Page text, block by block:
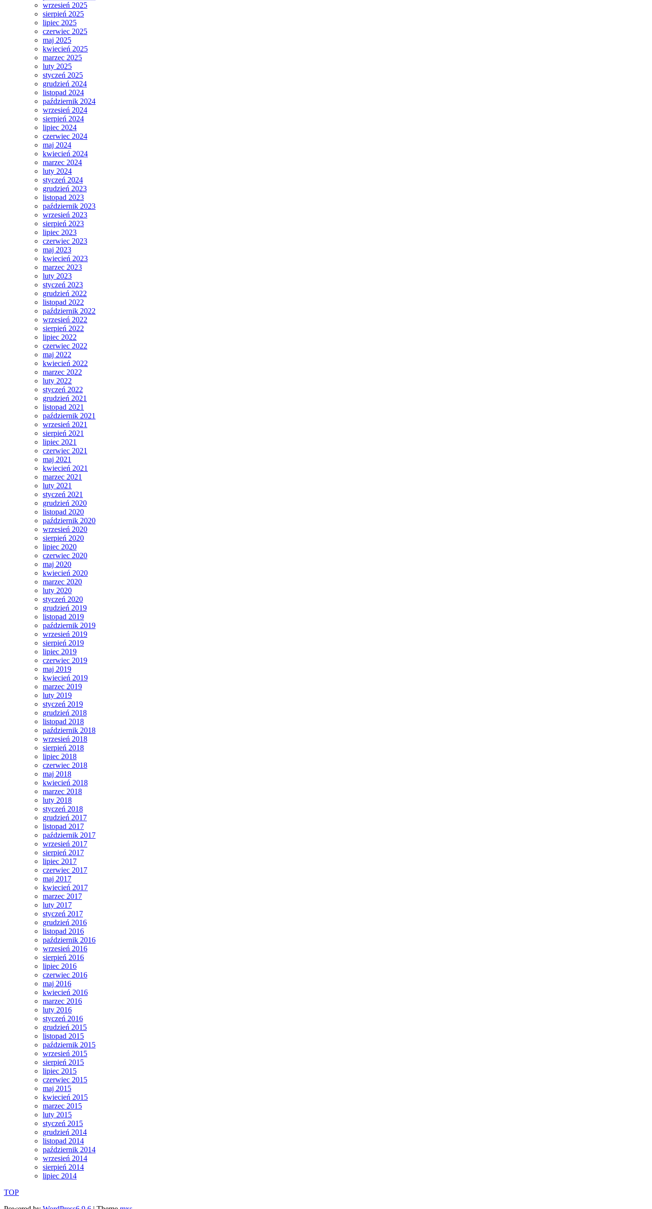
wrzesień 2025
sierpień 2025
lipiec 2025
czerwiec 2025
maj 2025
kwiecień 2025
marzec 2025
luty 2025
styczeń 2025
grudzień 2024
listopad 2024
październik 2024
wrzesień 2024
sierpień 2024
lipiec 2024
czerwiec 2024
maj 2024
kwiecień 2024
marzec 2024
luty 2024
styczeń 2024
grudzień 2023
listopad 2023
październik 2023
wrzesień 2023
sierpień 2023
lipiec 2023
czerwiec 2023
maj 2023
kwiecień 2023
marzec 2023
luty 2023
styczeń 2023
grudzień 2022
listopad 2022
październik 2022
wrzesień 2022
sierpień 2022
lipiec 2022
czerwiec 2022
maj 2022
kwiecień 2022
marzec 2022
luty 2022
styczeń 2022
grudzień 2021
listopad 2021
październik 2021
wrzesień 2021
sierpień 2021
lipiec 2021
czerwiec 2021
maj 2021
kwiecień 2021
marzec 2021
luty 2021
styczeń 2021
grudzień 2020
listopad 2020
październik 2020
wrzesień 2020
sierpień 2020
lipiec 2020
czerwiec 2020
maj 2020
kwiecień 2020
marzec 2020
luty 2020
styczeń 2020
grudzień 2019
listopad 2019
październik 2019
wrzesień 2019
sierpień 2019
lipiec 2019
czerwiec 2019
maj 2019
kwiecień 2019
marzec 2019
luty 2019
styczeń 2019
grudzień 2018
listopad 2018
październik 2018
wrzesień 2018
sierpień 2018
lipiec 2018
czerwiec 2018
maj 2018
kwiecień 2018
marzec 2018
luty 2018
styczeń 2018
grudzień 2017
listopad 2017
październik 2017
wrzesień 2017
sierpień 2017
lipiec 2017
czerwiec 2017
maj 2017
kwiecień 2017
marzec 2017
luty 2017
styczeń 2017
grudzień 2016
listopad 2016
październik 2016
wrzesień 2016
sierpień 2016
lipiec 2016
czerwiec 2016
maj 2016
kwiecień 2016
marzec 2016
luty 2016
styczeń 2016
grudzień 2015
listopad 2015
październik 2015
wrzesień 2015
sierpień 2015
lipiec 2015
czerwiec 2015
maj 2015
kwiecień 2015
marzec 2015
luty 2015
styczeń 2015
grudzień 2014
listopad 2014
październik 2014
wrzesień 2014
sierpień 2014
lipiec 2014
TOP